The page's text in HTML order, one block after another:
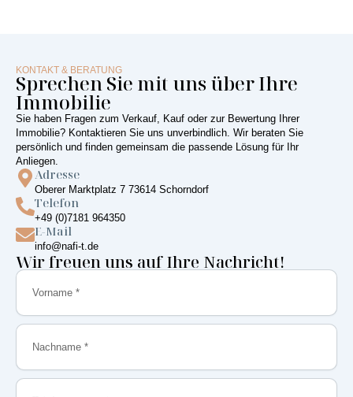
KONTAKT & BERATUNG
Sprechen Sie mit uns über Ihre
Immobilie
Sie haben Fragen zum Verkauf, Kauf oder zur Bewertung Ihrer
Immobilie? Kontaktieren Sie uns unverbindlich. Wir beraten Sie
persönlich und finden gemeinsam die passende Lösung für Ihr
Anliegen.
Adresse
Oberer Marktplatz 7 73614 Schorndorf
Telefon
+49 (0)7181 964350
E-Mail
info@nafi-t.de
Wir freuen uns auf Ihre Nachricht!
Vorname
Nachname
Telefonnummer